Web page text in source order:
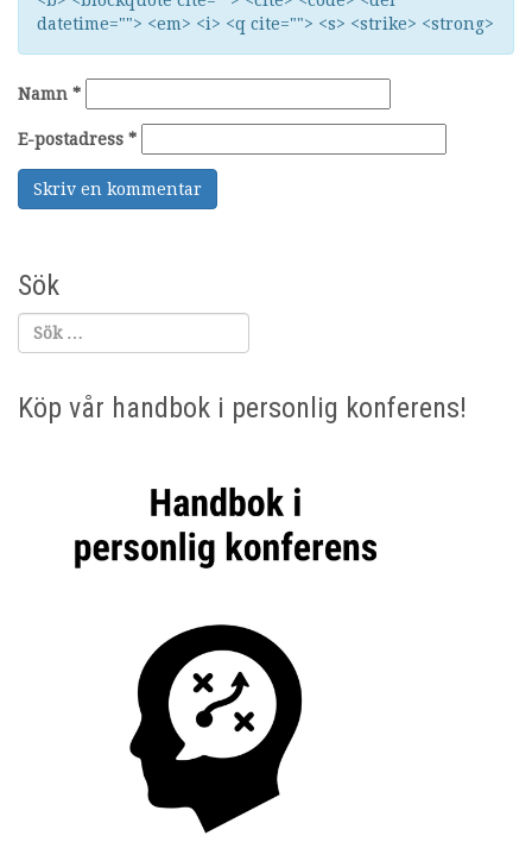
datetime=""> <em> <i> <q cite=""> <s> <strike> <strong>
Namn *
E-postadress *
Sök
Köp vår handbok i personlig konferens!